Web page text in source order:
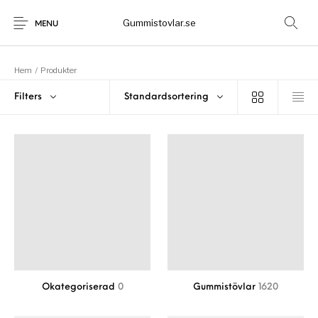
MENU Gummistovlar.se
Gummistövlar Okategoriserad
Hem / Produkter
Filters Standardsortering
Okategoriserad 0 Gummistövlar 1620